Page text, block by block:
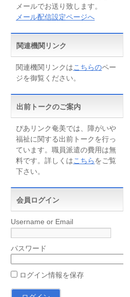
メールでお送り致します。
メール配信設定ページへ
関連機関リンク
関連機関リンクはこちらのペー
ジを御覧ください。
出前トークのご案内
ぴあリンク奄美では、障がいや
福祉に関する出前トークを行っ
ています。職員派遣の費用は無
料です。詳しくはこちらをご覧
下さい。
会員ログイン
Username or Email
パスワード
ログイン情報を保存